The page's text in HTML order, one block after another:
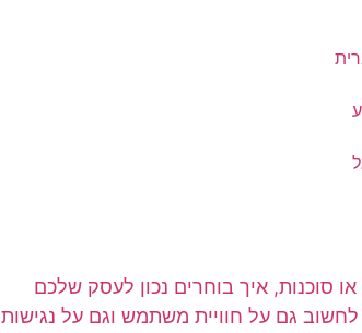
סוכנות, איך בוחרים נכון לעסק שלכם
גם על חוויית משתמש וגם על נגישות